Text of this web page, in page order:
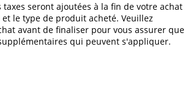
seront ajoutées à la fin de votre achat
le type de produit acheté. Veuillez
avant de finaliser pour vous assurer que